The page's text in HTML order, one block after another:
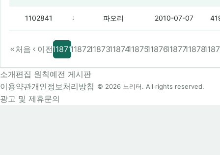
1102841 (1)
파오리 2010-07-07
처음 이전1187111872118731187411875118761187711878
소개편집 원칙예전 게시판
이용약관개인정보처리방침
광고 및 제휴문의
© 2026 노리터. All rights reserved.